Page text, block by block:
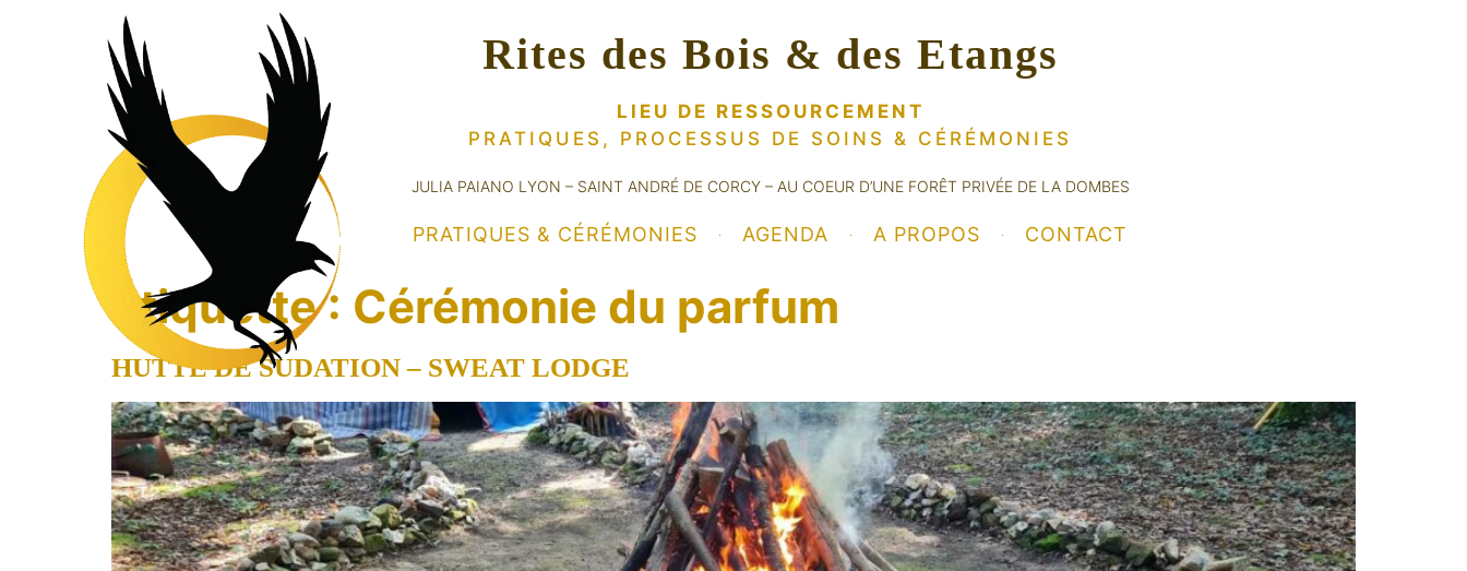
Rites des Bois & des Etangs
LIEU DE RESSOURCEMENT
PRATIQUES, PROCESSUS DE SOINS & CÉRÉMONIES
JULIA PAIANO LYON – SAINT ANDRÉ DE CORCY – AU COEUR D’UNE FORÊT PRIVÉE DE LA DOMBES
PRATIQUES & CÉRÉMONIES AGENDA A PROPOS CONTACT
Étiquette : Cérémonie du parfum
HUTTE DE SUDATION – SWEAT LODGE